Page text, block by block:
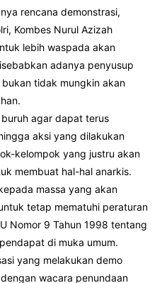
rencana demonstrasi,
Kombes Nurul Azizah
lebih waspada akan
adanya penyusup
tidak mungkin akan
agar dapat terus
aksi yang dilakukan
kelompok yang justru akan
membuat hal-hal anarkis.
massa yang akan
tetap mematuhi peraturan
Nomor 9 Tahun 1998 tentang
di muka umum.
yang melakukan demo
wacara penundaan